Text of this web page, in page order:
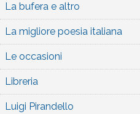
La bufera e altro
La migliore poesia italiana
Le occasioni
Libreria
Luigi Pirandello